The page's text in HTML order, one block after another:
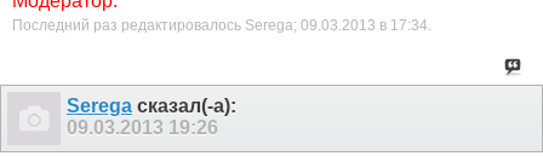
Последний раз редактировалось Serega; 09.03.2013 в 17:34
Serega сказал(-а):
09.03.2013 19:26